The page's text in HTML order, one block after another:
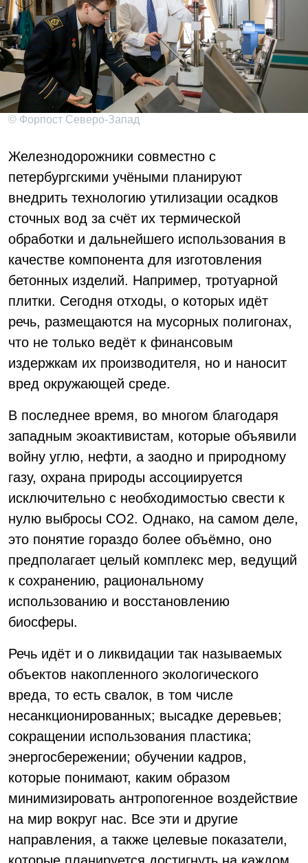
© Форпост Северо-Запад
Железнодорожники совместно с
петербургскими учёными планируют
внедрить технологию утилизации осадков
сточных вод за счёт их термической
обработки и дальнейшего использования в
качестве компонента для изготовления
бетонных изделий. Например, тротуарной
плитки. Сегодня отходы, о которых идёт
речь, размещаются на мусорных полигонах,
что не только ведёт к финансовым
издержкам их производителя, но и наносит
вред окружающей среде.
В последнее время, во многом благодаря
западным экоактивистам, которые объявили
войну углю, нефти, а заодно и природному
газу, охрана природы ассоциируется
исключительно с необходимостью свести к
нулю выбросы СО2. Однако, на самом деле,
это понятие гораздо более объёмно, оно
предполагает целый комплекс мер, ведущий
к сохранению, рациональному
использованию и восстановлению
биосферы.
Речь идёт и о ликвидации так называемых
объектов накопленного экологического
вреда, то есть свалок, в том числе
несанкционированных; высадке деревьев;
сокращении использования пластика;
энергосбережении; обучении кадров,
которые понимают, каким образом
минимизировать антропогенное воздействие
на мир вокруг нас. Все эти и другие
направления, а также целевые показатели,